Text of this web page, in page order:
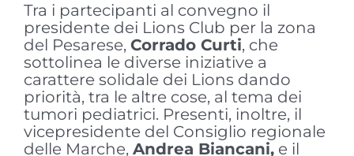
Tra i partecipanti al convegno il
presidente dei Lions Club per la zona
del Pesarese, Corrado Curti, che
sottolinea le diverse iniziative a
carattere solidale dei Lions dando
priorità, tra le altre cose, al tema dei
tumori pediatrici. Presenti, inoltre, il
vicepresidente del Consiglio regionale
delle Marche, Andrea Biancani,e il